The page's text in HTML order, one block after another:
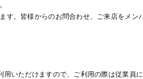
。皆様からのお問合わせ、ご来店をメン
いただけますので、ご利用の際は従業員に